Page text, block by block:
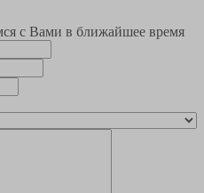
с Вами в ближайшее время